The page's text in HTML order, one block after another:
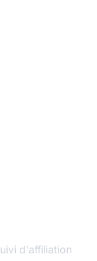
d'affiliation